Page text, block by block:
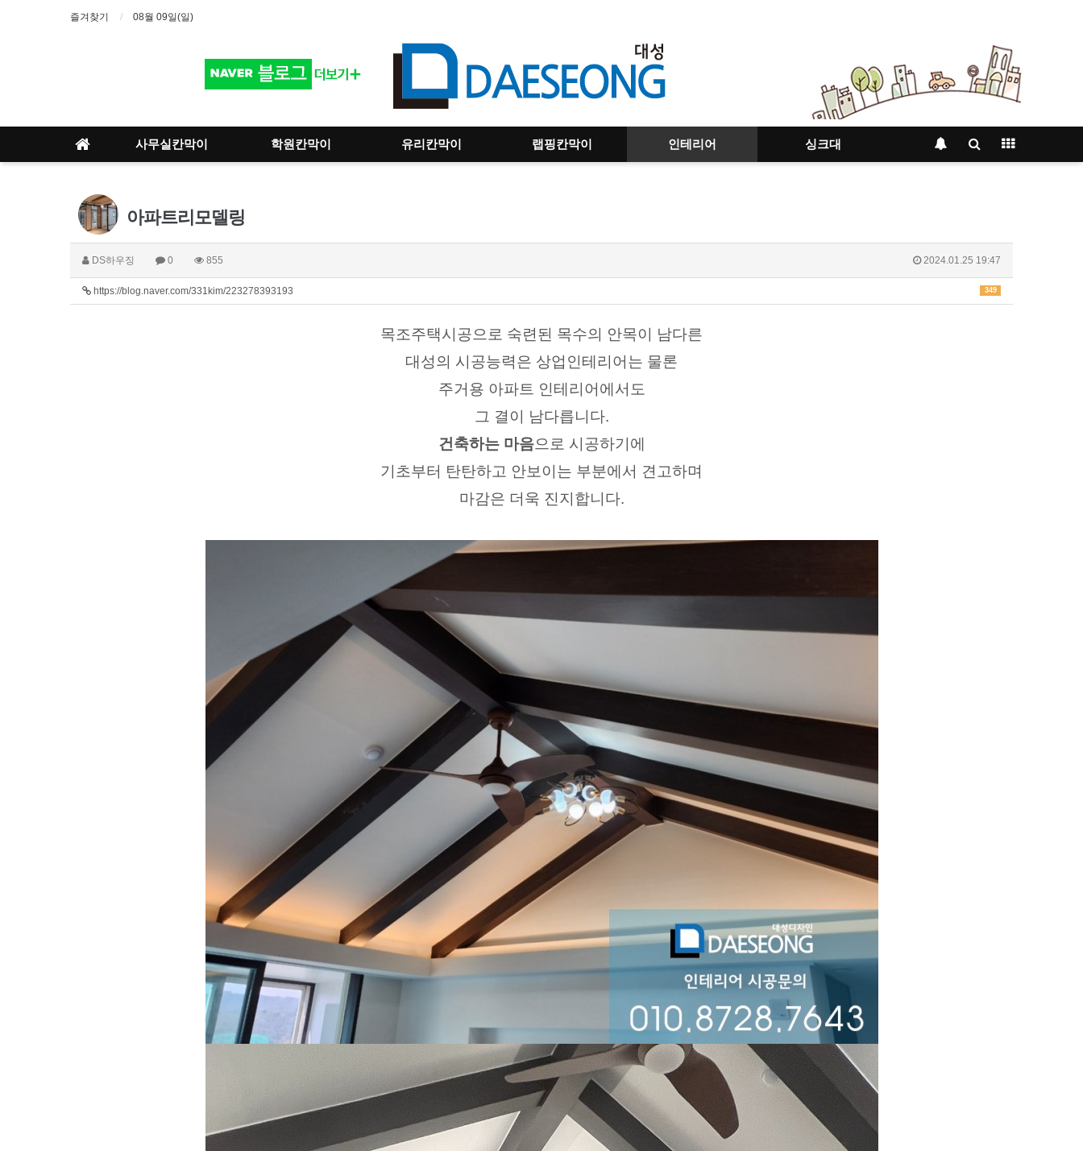
즐겨찾기 08월 09일(일)
사무실칸막이 학원칸막이 유리칸막이 랩핑칸막이 인테리어 싱크대
아파트리모델링
DS하우징 0 855 2024.01.25 19:47
349
https://blog.naver.com/331kim/223278393193
목조주택시공으로 숙련된 목수의 안목이 남다른
대성의 시공능력은 상업인테리어는 물론
주거용 아파트 인테리어에서도
그 결이 남다릅니다.
건축하는 마음으로 시공하기에
기초부터 탄탄하고 안보이는 부분에서 견고하며
마감은 더욱 진지합니다.